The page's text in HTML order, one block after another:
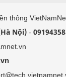
thông
Nội) -